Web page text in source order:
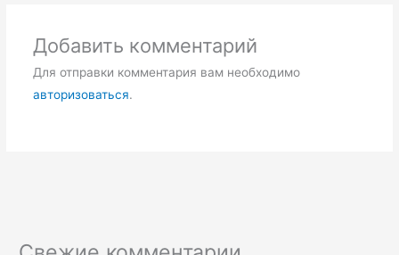
Добавить комментарий
Для отправки комментария вам необходимо
авторизоваться.